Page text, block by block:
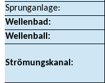
Sprunganlage:
Wellenbad:
Wellenball:
Strömungskanal: